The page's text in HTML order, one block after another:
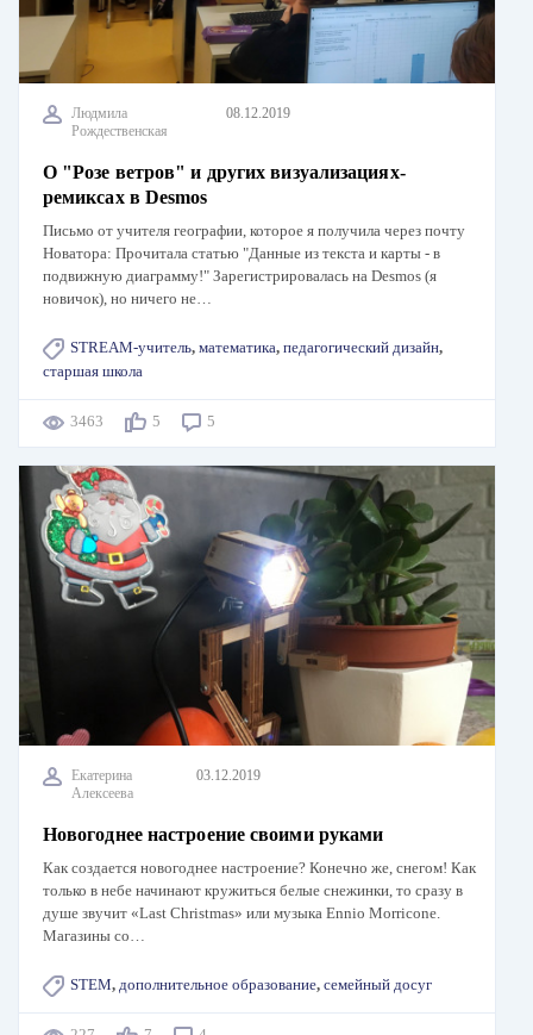
Людмила
Рождественская
08.12.2019
О "Розе ветров" и других визуализациях-
ремиксах в Desmos
Письмо от учителя географии, которое я получила через почту
Новатора: Прочитала статью "Данные из текста и карты - в
подвижную диаграмму!" Зарегистрировалась на Desmos (я
новичок), но ничего не…
STREAM-учитель, математика, педагогический дизайн,
старшая школа
3463 5 5
Екатерина
Алексеева
03.12.2019
Новогоднее настроение своими руками
Как создается новогоднее настроение? Конечно же, снегом! Как
только в небе начинают кружиться белые снежинки, то сразу в
душе звучит «Last Christmas» или музыка Ennio Morricone.
Магазины со…
STEM, дополнительное образование, семейный досуг